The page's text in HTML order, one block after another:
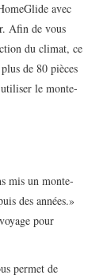
avec
Afin de vous
du climat, ce
de 80 pièces
le monte-
mis un monte-
des années.»
pour
permet de